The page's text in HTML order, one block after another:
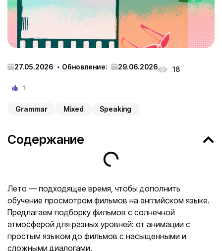
27.05.2026 Обновление: 29.06.2026 18
1
Grammar Mixed Speaking
Содержание
Лето — подходящее время, чтобы дополнить
обучение просмотром фильмов на английском языке.
Предлагаем подборку фильмов с солнечной
атмосферой для разных уровней: от анимации с
простым языком до фильмов с насыщенными и
сложными диалогами.